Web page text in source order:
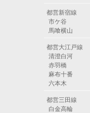
都営新宿線
市ケ谷
馬喰横山
都営大江戸線
清澄白河
赤羽橋
麻布十番
六本木
都営三田線
白金高輪